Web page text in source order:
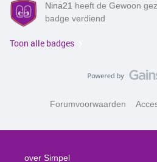
Nina21 heeft de Gewoon
badge verdiend
Toon alle badges
Forumvoorwaarden
over Simpel